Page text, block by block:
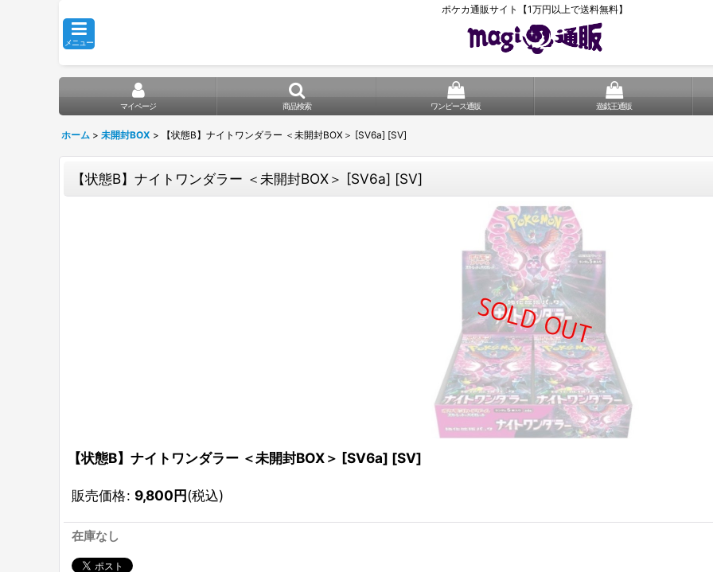
ポケカ通販サイト【1万円以上で送料無料】
メニュー
マイページ 商品検索 ワンピース通販 遊戯王通販
ホーム > 未開封BOX > 【状態B】ナイトワンダラー ＜未開封BOX＞ [SV6a] [SV]
【状態B】ナイトワンダラー ＜未開封BOX＞ [SV6a] [SV]
【状態B】ナイトワンダラー ＜未開封BOX＞ [SV6a] [SV]
販売価格: 9,800円(税込)
在庫なし